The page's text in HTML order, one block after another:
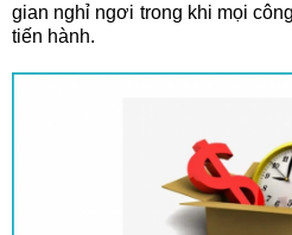
gian nghỉ ngơi trong khi mọi
tiến hành.